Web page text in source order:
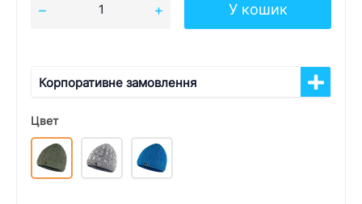
У кошик
Корпоративне замовлення
Цвет